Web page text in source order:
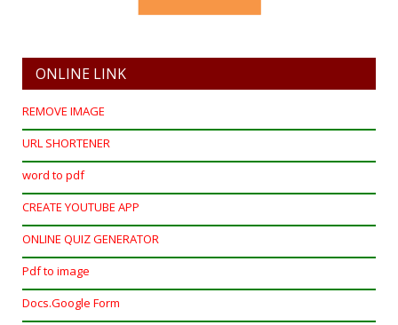
ONLINE LINK
REMOVE IMAGE
URL SHORTENER
word to pdf
CREATE YOUTUBE APP
ONLINE QUIZ GENERATOR
Pdf to image
Docs.Google Form